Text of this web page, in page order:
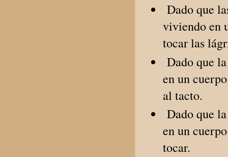
Dado que
viviendo en
tocar las
Dado que
en un
al tacto.
Dado que
en un
tocar.